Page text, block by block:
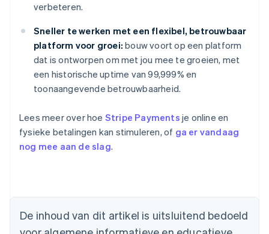
verbeteren.
Sneller te werken met een flexibel, betrouwbaar
platform voor groei: bouw voort op een platform
dat is ontworpen om met jou mee te groeien, met
een historische uptime van 99,999% en
toonaangevende betrouwbaarheid.
Lees meer over hoe Stripe Payments je online en
fysieke betalingen kan stimuleren, of ga er vandaag
nog mee aan de slag.
De inhoud van dit artikel is uitsluitend bedoeld
België
Brazilië
PortuguêsEnglish